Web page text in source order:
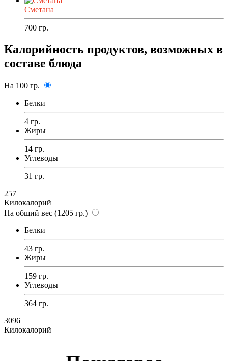
Сметана
700 гр.
Калорийность продуктов, возможных в
составе блюда
На 100 гр.
Белки
4 гр.
Жиры
14 гр.
Углеводы
31 гр.
257
Килокалорий
На общий вес (1205 гр.)
Белки
43 гр.
Жиры
159 гр.
Углеводы
364 гр.
3096
Килокалорий